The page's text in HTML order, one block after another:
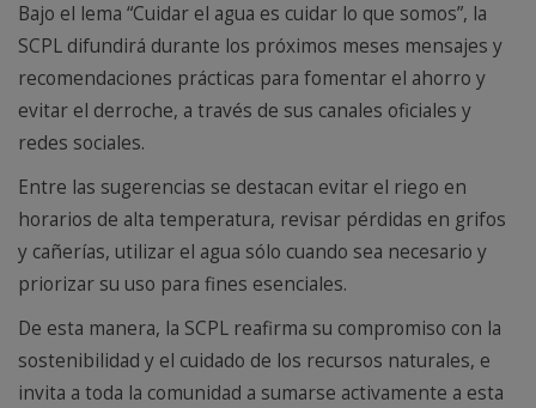
Bajo el lema “Cuidar el agua es cuidar lo que somos”, la
SCPL difundirá durante los próximos meses mensajes y
recomendaciones prácticas para fomentar el ahorro y
evitar el derroche, a través de sus canales oficiales y
redes sociales.
Entre las sugerencias se destacan evitar el riego en
horarios de alta temperatura, revisar pérdidas en grifos
y cañerías, utilizar el agua sólo cuando sea necesario y
priorizar su uso para fines esenciales.
De esta manera, la SCPL reafirma su compromiso con la
sostenibilidad y el cuidado de los recursos naturales, e
invita a toda la comunidad a sumarse activamente a esta